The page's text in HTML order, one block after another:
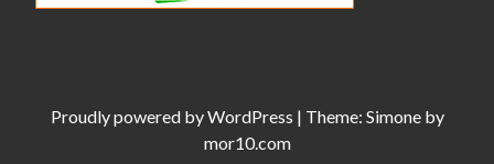
Proudly powered byWordPress | Theme: Simoneby
mor10.com